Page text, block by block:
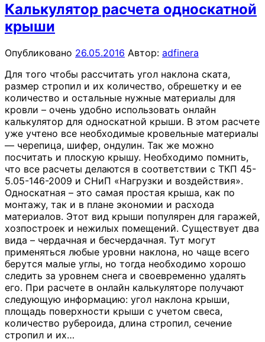
Калькулятор расчета односкатной
крыши
Опубликовано 26.05.2016 Автор: adfinera
Для того чтобы рассчитать угол наклона ската,
размер стропил и их количество, обрешетку и ее
количество и остальные нужные материалы для
кровли – очень удобно использовать онлайн
калькулятор для односкатной крыши. В этом расчете
уже учтено все необходимые кровельные материалы
— черепица, шифер, ондулин. Так же можно
посчитать и плоскую крышу. Необходимо помнить,
что все расчеты делаются в соответствии с ТКП 45-
5.05-146-2009 и СНиП «Нагрузки и воздействия».
Односкатная – это самая простая крыша, как по
монтажу, так и в плане экономии и расхода
материалов. Этот вид крыши популярен для гаражей,
хозпостроек и нежилых помещений. Существует два
вида – чердачная и бесчердачная. Тут могут
применяться любые уровни наклона, но чаще всего
берутся малые углы, но тогда необходимо хорошо
следить за уровнем снега и своевременно удалять
его. При расчете в онлайн калькуляторе получают
следующую информацию: угол наклона крыши,
площадь поверхности крыши с учетом свеса,
количество рубероида, длина стропил, сечение
стропил и их…